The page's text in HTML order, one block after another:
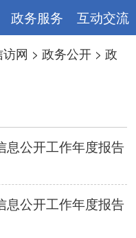
政务服务 互动交流
网 >政务公开 >政
息公开工作年度报告
息公开工作年度报告